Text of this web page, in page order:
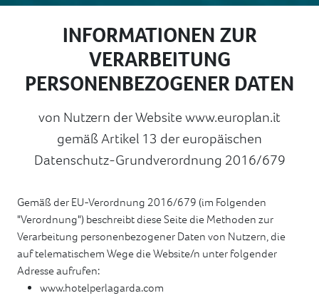
INFORMATIONEN ZUR
VERARBEITUNG
PERSONENBEZOGENER DATEN
von Nutzern der Website www.europlan.it
gemäß Artikel 13 der europäischen
Datenschutz-Grundverordnung 2016/679
Gemäß der EU-Verordnung 2016/679 (im Folgenden
"Verordnung") beschreibt diese Seite die Methoden zur
Verarbeitung personenbezogener Daten von Nutzern, die
auf telematischem Wege die Website/n unter folgender
Adresse aufrufen:
www.hotelperlagarda.com